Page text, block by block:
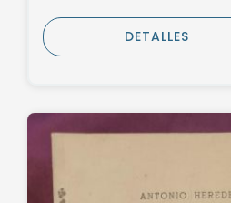
DETALLES